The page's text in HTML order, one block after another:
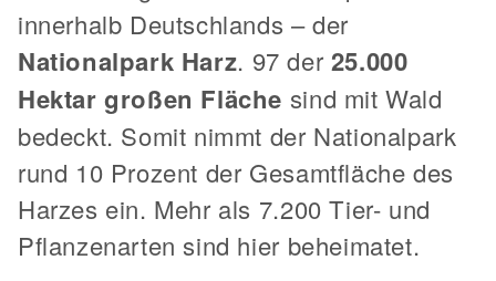
innerhalb Deutschlands – der
Nationalpark Harz. 97 der 25.000
Hektar großen Fläche sind mit Wald
bedeckt. Somit nimmt der Nationalpark
rund 10 Prozent der Gesamtfläche des
Harzes ein. Mehr als 7.200 Tier- und
Pflanzenarten sind hier beheimatet.